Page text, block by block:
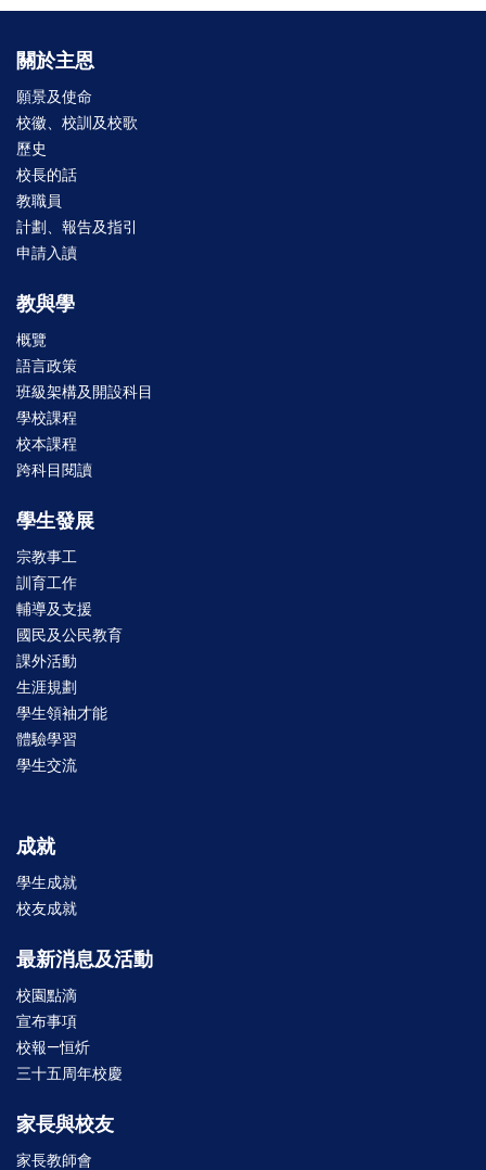
關於主恩
願景及使命
校徽、校訓及校歌
歷史
校長的話
教職員
計劃、報告及指引
申請入讀
教與學
概覽
語言政策
班級架構及開設科目
學校課程
校本課程
跨科目閱讀
學生發展
宗教事工
訓育工作
輔導及支援
國民及公民教育
課外活動
生涯規劃
學生領袖才能
體驗學習
學生交流
成就
學生成就
校友成就
最新消息及活動
校園點滴
宣布事項
校報—恒炘
三十五周年校慶
家長與校友
家長教師會